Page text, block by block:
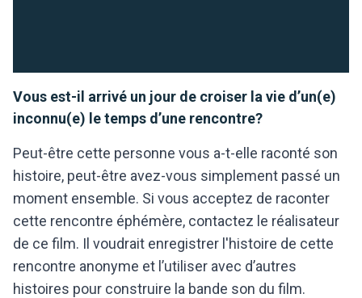
Vous est-il arrivé un jour de croiser la vie d’un(e)
inconnu(e) le temps d’une rencontre?
Peut-être cette personne vous a-t-elle raconté son
histoire, peut-être avez-vous simplement passé un
moment ensemble. Si vous acceptez de raconter
cette rencontre éphémère, contactez le réalisateur
de ce film. Il voudrait enregistrer l'histoire de cette
rencontre anonyme et l’utiliser avec d’autres
histoires pour construire la bande son du film.